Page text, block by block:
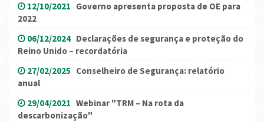
12/10/2021 Governo apresenta proposta de OE para
2022
06/12/2024 Declarações de segurança e proteção do
Reino Unido – recordatória
27/02/2025 Conselheiro de Segurança: relatório
anual
29/04/2021 Webinar "TRM – Na rota da
descarbonização"